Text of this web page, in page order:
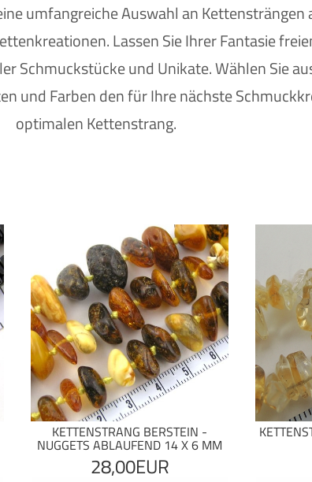
umfangreiche Auswahl an Kettensträngen
Lassen Sie Ihrer Fantasie
Schmuckstücke und Unikate. Wählen Sie
und Farben den für Ihre nächste
optimalen Kettenstrang.
KETTENSTRANG BERSTEIN -
NUGGETS ABLAUFEND 14 X 6 MM
28,00EUR